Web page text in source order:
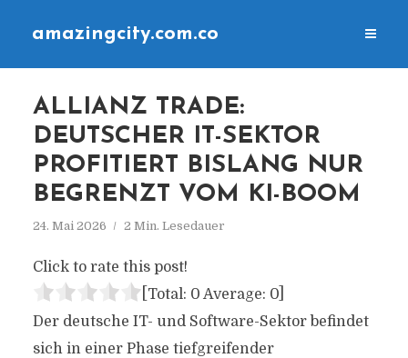
amazingcity.com.co
ALLIANZ TRADE:
DEUTSCHER IT-SEKTOR
PROFITIERT BISLANG NUR
BEGRENZT VOM KI-BOOM
24. Mai 2026 2 Min. Lesedauer
Click to rate this post!
[Total: 0 Average: 0]
Der deutsche IT- und Software-Sektor befindet
sich in einer Phase tiefgreifender